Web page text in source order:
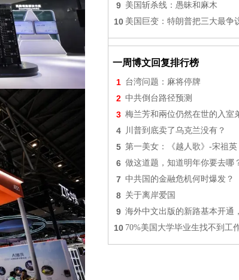
9 美国斩杀线：愚昧和麻木
10 美国巨变：特朗普把三大最争
一周博文回复排行榜
1 台湾问题：麻将停牌
2 中共倒台路径预测
3 梅兰芳和兩位仍然在世的入室
4 川普到底卖了乌克兰没有？
5 第一美女：《越人歌》-宋祖英
6 做这道题，知道明年你要去哪
7 中共国的金融危机何时爆发？
8 关于离岸爱国
9 海外中文出版的新路基本开通，
10 70%美国大学毕业生找不到工